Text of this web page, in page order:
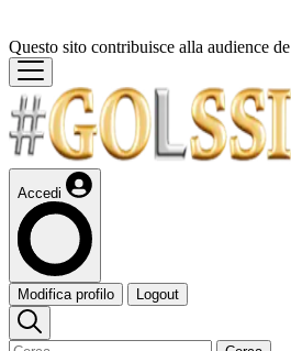
Questo sito contribuisce alla audience de
Accedi
Modifica profilo Logout